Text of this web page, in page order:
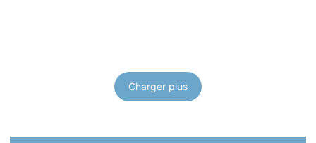
Charger plus